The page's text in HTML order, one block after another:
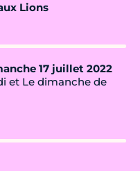
Lions
17 juillet 2022
et Le dimanche de